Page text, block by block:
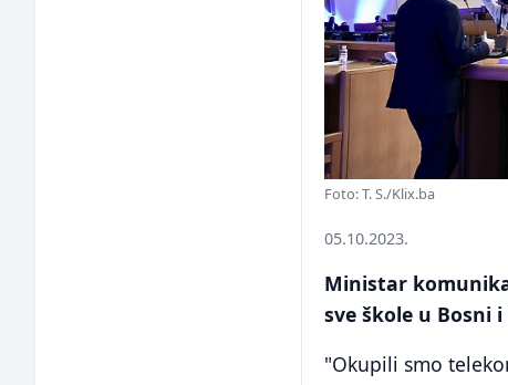
Foto: T. S./Klix.ba
05.10.2023.
Ministar
sve škole u Bosni
"Okupili smo